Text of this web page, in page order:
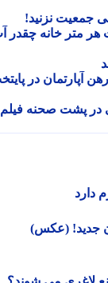
خانه چقدر آب
آپارتمان در پایتخت
پشت صحنه فیلم
(عکس)